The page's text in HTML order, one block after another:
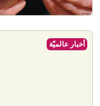
أخبار عالميّة